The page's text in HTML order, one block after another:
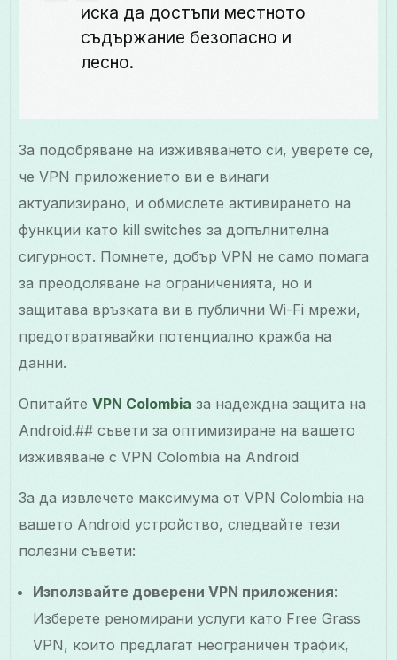
иска да достъпи местното
съдържание безопасно и
лесно.
За подобряване на изживяването си, уверете се,
че VPN приложението ви е винаги
актуализирано, и обмислете активирането на
функции като kill switches за допълнителна
сигурност. Помнете, добър VPN не само помага
за преодоляване на ограниченията, но и
защитава връзката ви в публични Wi-Fi мрежи,
предотвратявайки потенциално кражба на
данни.
ОпитайтеVPN Colombia за надеждна защита на
Android.## съвети за оптимизиране на вашето
изживяване с VPN Colombia на Android
За да извлечете максимума от VPN Colombia на
вашето Android устройство, следвайте тези
полезни съвети:
Използвайте доверени VPN приложения:
Изберете реномирани услуги като Free Grass
VPN, които предлагат неограничен трафик,